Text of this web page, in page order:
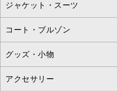
ニット・セーター
カーディガン
アンサンブルセット
ベスト・ジレ
ドレス
チュニック
ジャンパースカート
その他のワンピース・ドレス
フルレングスパンツ
クロップド・半端丈パンツ
ガウチョ・ワイドパンツ
ハーフ・ショート丈パンツ
すべてのスカート
ロング・マキシ丈スカート
ひざ丈スカート
ミモレ丈スカート
ジャケット・スーツ
すべてのジャケット・スーツ
テーラードジャケット
ノーカラージャケット
コート・ブルゾン
すべてのコート・ブルゾン
トレンチコート
グッズ・小物
すべてのグッズ・小物
アクセサリー